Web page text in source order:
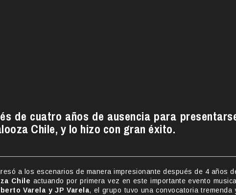
de cuatro años de ausencia para
Chile, y lo hizo con gran éxito.
a los escenarios de manera impresionante después de 4 años
Chile actuando por primera vez en este importante evento musical
Varela y JP Varela, el grupo tuvo una convocatoria tremenda